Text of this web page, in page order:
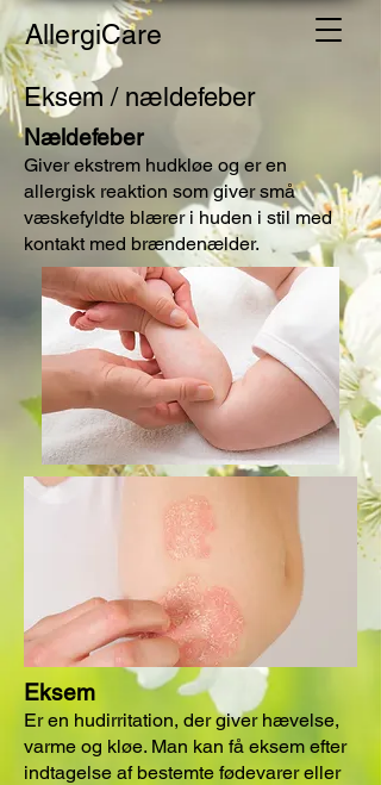
AllergiCare
Eksem / nældefeber
Nældefeber
Giver ekstrem hudkløe og er en
allergisk reaktion som giver små
væskefyldte blærer i huden i stil med
kontakt med brændenælder.
Eksem
Er en hudirritation, der giver hævelse,
varme og kløe. Man kan få eksem efter
indtagelse af bestemte fødevarer eller